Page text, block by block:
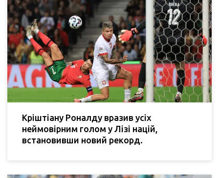
Кріштіану Роналду вразив усіх
неймовірним голом у Лізі націй,
встановивши новий рекорд.